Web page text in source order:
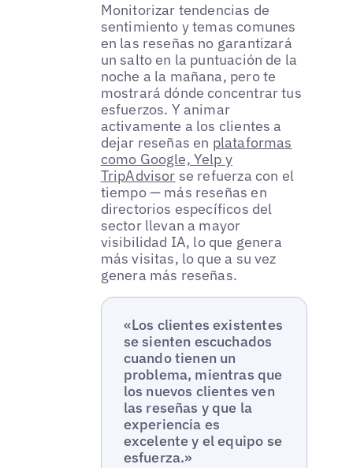
Monitorizar tendencias de
sentimiento y temas comunes
en las reseñas no garantizará
un salto en la puntuación de la
noche a la mañana, pero te
mostrará dónde concentrar tus
esfuerzos. Y animar
activamente a los clientes a
dejar reseñas en plataformas
como Google, Yelp y
TripAdvisor se refuerza con el
tiempo — más reseñas en
directorios específicos del
sector llevan a mayor
visibilidad IA, lo que genera
más visitas, lo que a su vez
genera más reseñas.
«Los clientes existentes
se sienten escuchados
cuando tienen un
problema, mientras que
los nuevos clientes ven
las reseñas y que la
experiencia es
excelente y el equipo se
esfuerza.»